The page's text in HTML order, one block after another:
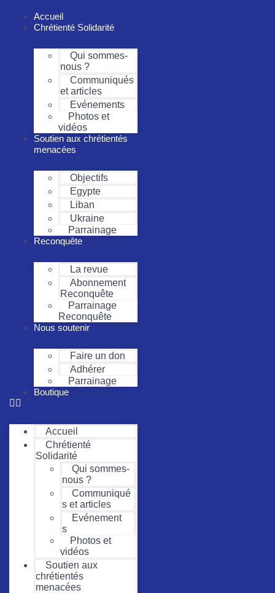
contenu
Accueil
Chrétienté Solidarité
Qui sommes-
nous ?
Communiqués
et articles
Evénements
Photos et
vidéos
Soutien aux chrétientés
menacées
Objectifs
Egypte
Liban
Ukraine
Parrainage
Reconquête
La revue
Abonnement
Reconquête
Parrainage
Reconquête
Nous soutenir
Faire un don
Adhérer
Parrainage
Boutique
Accueil
Chrétienté
Solidarité
Qui sommes-
nous ?
Communiqué
s et articles
Evénement
s
Photos et
vidéos
Soutien aux
chrétientés
menacées